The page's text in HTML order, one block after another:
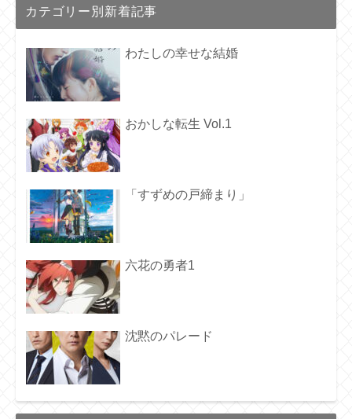
カテゴリー別新着記事
わたしの幸せな結婚
おかしな転生 Vol.1
「すずめの戸締まり」
六花の勇者1
沈黙のパレード